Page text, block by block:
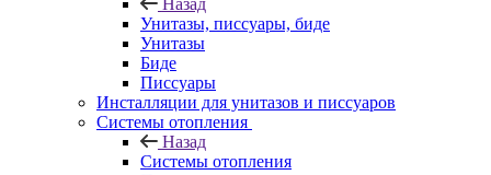
Назад
Унитазы, писсуары, биде
Унитазы
Биде
Писсуары
Инсталляции для унитазов и писсуаров
Системы отопления
Назад
Системы отопления